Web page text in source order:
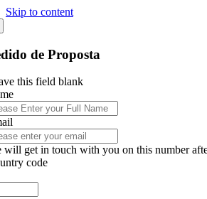
Skip to content
de Proposta
this field blank
will get in touch with you on this number
code